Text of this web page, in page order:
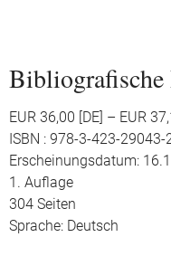
Bibliografische
EUR 36,00 [DE] – EUR
ISBN : 978-3-423-29043-
Erscheinungsdatum:
1. Auflage
304 Seiten
Sprache: Deutsch